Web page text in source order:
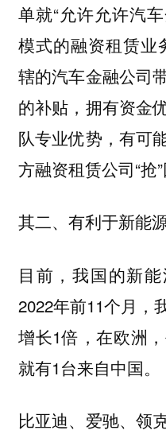
单就“允许允许汽
模式的融资租赁业
辖的汽车金融公司
的补贴，拥有资金
队专业优势，有可
方融资租赁公司“抢”
其二、有利于新能
目前，我国的新能
2022年前11个月，
增长1倍，在欧洲
就有1台来自中国。
比亚迪、爱驰、领